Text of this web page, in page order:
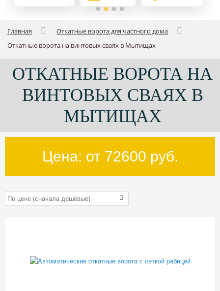
Главная
Откатные ворота для частного дома
Откатные ворота на винтовых сваях в Мытищах
ОТКАТНЫЕ ВОРОТА НА
ВИНТОВЫХ СВАЯХ В
МЫТИЩАХ
Цена: от 72600 руб.